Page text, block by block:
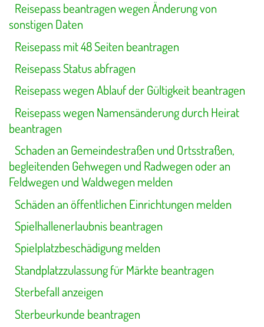
Reisepass beantragen wegen Änderung von
sonstigen Daten
Reisepass mit 48 Seiten beantragen
Reisepass Status abfragen
Reisepass wegen Ablauf der Gültigkeit beantragen
Reisepass wegen Namensänderung durch Heirat
beantragen
Schaden an Gemeindestraßen und Ortsstraßen,
begleitenden Gehwegen und Radwegen oder an
Feldwegen und Waldwegen melden
Schäden an öffentlichen Einrichtungen melden
Spielhallenerlaubnis beantragen
Spielplatzbeschädigung melden
Standplatzzulassung für Märkte beantragen
Sterbefall anzeigen
Sterbeurkunde beantragen